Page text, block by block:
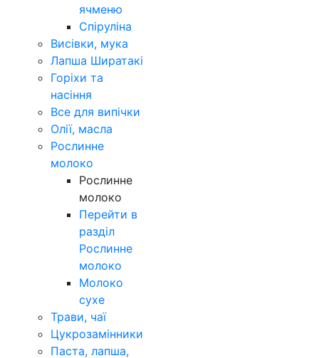
ячменю
Спіруліна
Висівки, мука
Лапша Ширатакі
Горіхи та
насіння
Все для випічки
Олії, масла
Рослинне
молоко
Рослинне
молоко
Перейти в
разділ
Рослинне
молоко
Молоко
сухе
Трави, чаї
Цукрозамінники
Паста, лапша,